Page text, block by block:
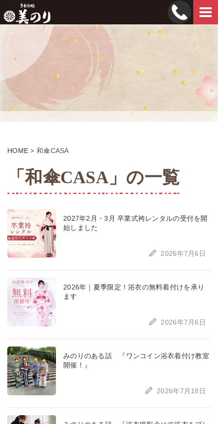
HOME > 和傘CASA
「和傘CASA」の一覧
2027年2月・3月 卒業式袴レンタルの受付を開
始しました
2026年7月6日
2026年｜夏季限定！浴衣の無料着付けを承り
ます
2026年7月6日
みのりのある話 『ワンコイン浴衣着付け教室
開催！』
2026年7月18日